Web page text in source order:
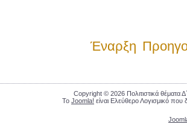
Έναρξη
Copyright © 2026 Πολιτιστικά θέματα
Το Joomla! είναι Ελεύθερο Λογισμικό που